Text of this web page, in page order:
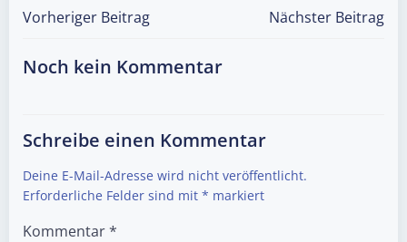
Post
navigation
Vorheriger Beitrag
Post
navigation
Nächster Beitrag
Noch kein Kommentar
Schreibe einen Kommentar
Deine E-Mail-Adresse wird nicht veröffentlicht.
Erforderliche Felder sind mit * markiert
Kommentar*